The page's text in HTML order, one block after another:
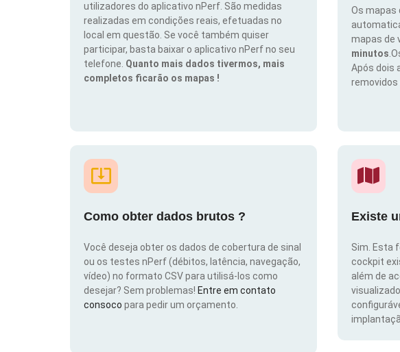
utilizadores do aplicativo nPerf. São medidas
realizadas em condições reais, efetuadas no
local em questão. Se você também quiser
participar, basta baixar o aplicativo nPerf no seu
telefone. Quanto mais dados tivermos, mais
completos ficarão os mapas !
Os mapas
mapas de
minutos
Após dois
removidos
Como obter dados brutos ?
Você deseja obter os dados de cobertura de sinal
ou os testes nPerf (débitos, latência, navegação,
vídeo) no formato CSV para utilisá-los como
desejar? Sem problemas! Entre em contato
consoco para pedir um orçamento.
Existe
Sim. Esta
cockpit
além de